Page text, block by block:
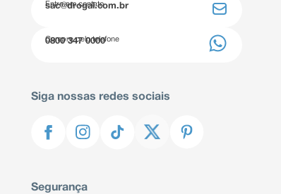
Entre em contato
sac@drogal.com.br
Compre pelo telefone
0800 347 0000
Siga nossas redes sociais
Segurança